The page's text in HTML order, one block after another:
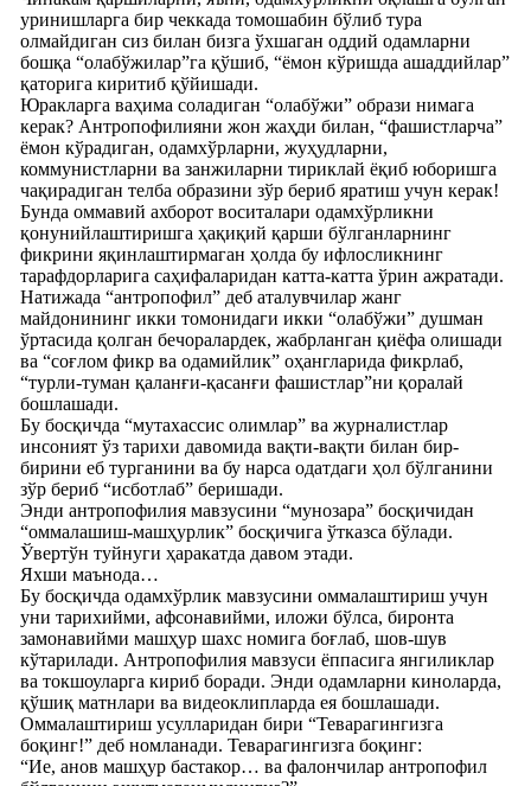
уринишларга бир чеккада томошабин бўлиб тура
олмайдиган сиз билан бизга ўхшаган оддий одамларни
бошқа “олабўжилар”га қўшиб, “ёмон кўришда ашаддийлар”
қаторига киритиб қўйишади.
Юракларга ваҳима соладиган “олабўжи” образи нимага
керак? Антропофилияни жон жаҳди билан, “фашистларча”
ёмон кўрадиган, одамхўрларни, жуҳудларни,
коммунистларни ва занжиларни тириклай ёқиб юборишга
чақирадиган телба образини зўр бериб яратиш учун керак!
Бунда оммавий ахборот воситалари одамхўрликни
қонунийлаштиришга ҳақиқий қарши бўлганларнинг
фикрини яқинлаштирмаган ҳолда бу ифлосликнинг
тарафдорларига саҳифаларидан катта-катта ўрин ажратади.
Натижада “антропофил” деб аталувчилар жанг
майдонининг икки томонидаги икки “олабўжи” душман
ўртасида қолган бечоралардек, жабрланган қиёфа олишади
ва “соғлом фикр ва одамийлик” оҳангларида фикрлаб,
“турли-туман қаланғи-қасанғи фашистлар”ни қоралай
бошлашади.
Бу босқичда “мутахассис олимлар” ва журналистлар
инсоният ўз тарихи давомида вақти-вақти билан бир-
бирини еб турганини ва бу нарса одатдаги ҳол бўлганини
зўр бериб “исботлаб” беришади.
Энди антропофилия мавзусини “мунозара” босқичидан
“оммалашиш-машҳурлик” босқичига ўтказса бўлади.
Ўвертўн туйнуги ҳаракатда давом этади.
Яхши маънода…
Бу босқичда одамхўрлик мавзусини оммалаштириш учун
уни тарихийми, афсонавийми, иложи бўлса, биронта
замонавийми машҳур шахс номига боғлаб, шов-шув
кўтарилади. Антропофилия мавзуси ёппасига янгиликлар
ва токшоуларга кириб боради. Энди одамларни киноларда,
қўшиқ матнлари ва видеоклипларда ея бошлашади.
Оммалаштириш усулларидан бири “Теварагингизга
боқинг!” деб номланади. Теварагингизга боқинг:
“Ие, анов машҳур бастакор… ва фалончилар антропофил